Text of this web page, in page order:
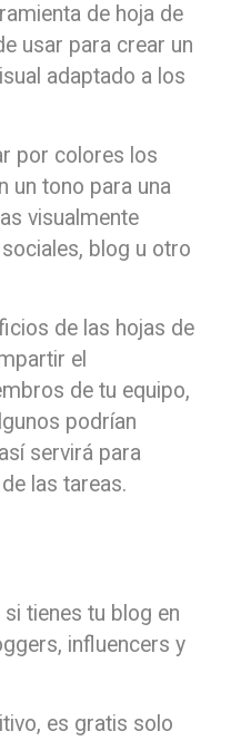
de hoja de
usar para crear un
adaptado a los
por colores los
un tono para una
visualmente
blog u otro
de las hojas de
el
de tu equipo,
podrían
servirá para
las tareas.
tienes tu blog en
influencers y
es gratis solo